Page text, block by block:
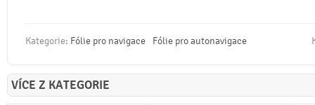
Kategorie: Fólie pro navigace Fólie pro autonavigace
VÍCE Z KATEGORIE